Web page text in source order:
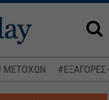
ΜΕΤΟΧΩΝ